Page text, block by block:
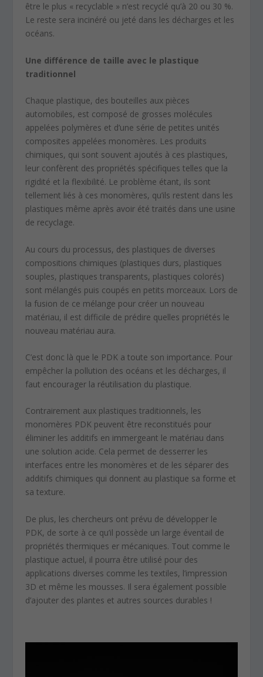
être le plus « recyclable » n’est recyclé qu’à 20 ou 30 %.
Le reste sera incinéré ou jeté dans les décharges et les
océans.
Une différence de taille avec le plastique
traditionnel
Chaque plastique, des bouteilles aux pièces
automobiles, est composé de grosses molécules
appelées polymères et d’une série de petites unités
composites appelées monomères. Les produits
chimiques, qui sont souvent ajoutés à ces plastiques,
leur confèrent des propriétés spécifiques telles que la
rigidité et la flexibilité. Le problème étant, ils sont
tellement liés à ces monomères, qu’ils restent dans les
plastiques même après avoir été traités dans une usine
de recyclage.
Au cours du processus, des plastiques de diverses
compositions chimiques (plastiques durs, plastiques
souples, plastiques transparents, plastiques colorés)
sont mélangés puis coupés en petits morceaux. Lors de
la fusion de ce mélange pour créer un nouveau
matériau, il est difficile de prédire quelles propriétés le
nouveau matériau aura.
C’est donc là que le PDK a toute son importance. Pour
empêcher la pollution des océans et les décharges, il
faut encourager la réutilisation du plastique.
Contrairement aux plastiques traditionnels, les
monomères PDK peuvent être reconstitués pour
éliminer les additifs en immergeant le matériau dans
une solution acide. Cela permet de desserrer les
interfaces entre les monomères et de les séparer des
additifs chimiques qui donnent au plastique sa forme et
sa texture.
De plus, les chercheurs ont prévu de développer le
PDK, de sorte à ce qu’il possède un large éventail de
propriétés thermiques er mécaniques. Tout comme le
plastique actuel, il pourra être utilisé pour des
applications diverses comme les textiles, l’impression
3D et même les mousses. Il sera également possible
d’ajouter des plantes et autres sources durables !